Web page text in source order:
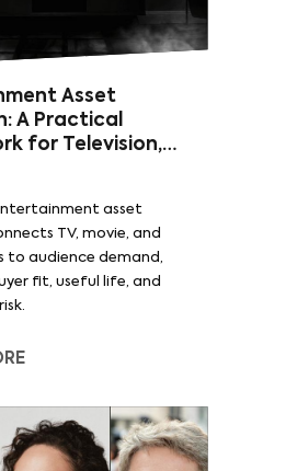
Asset
A Practical
for Television,
Rights
asset
TV, movie, and
to audience demand,
fit, useful life, and